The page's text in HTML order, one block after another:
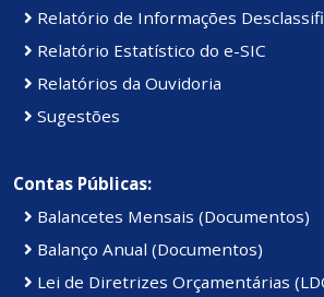
Relatório de Informações
Relatório Estatístico do e-SIC
Relatórios da Ouvidoria
Sugestões
Contas Públicas:
Balancetes Mensais (Documentos)
Balanço Anual (Documentos)
Lei de Diretrizes Orçamentárias